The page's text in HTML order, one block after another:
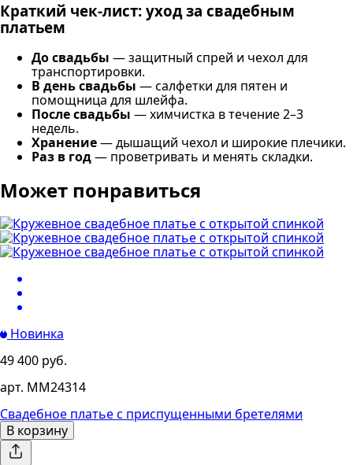
Краткий чек-лист: уход за свадебным
платьем
До свадьбы — защитный спрей и чехол для
транспортировки.
В день свадьбы — салфетки для пятен и
помощница для шлейфа.
После свадьбы — химчистка в течение 2–3
недель.
Хранение— дышащий чехол и широкие плечики.
Раз в год— проветривать и менять складки.
Может понравиться
Новинка
49 400 руб.
арт. MM24314
Свадебное платье с приспущенными бретелями
В корзину